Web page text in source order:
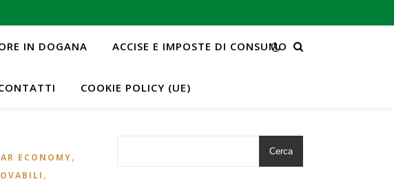
IN DOGANA ACCISE E IMPOSTE DI CONSUMO
COOKIE POLICY (UE)
ECONOMY,
,
Cerca